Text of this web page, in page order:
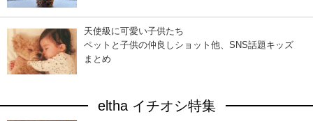
天使級に可愛い子供たち
ペットと子供の仲良しショット他、SNS話題キッズ
まとめ
eltha イチオシ特集